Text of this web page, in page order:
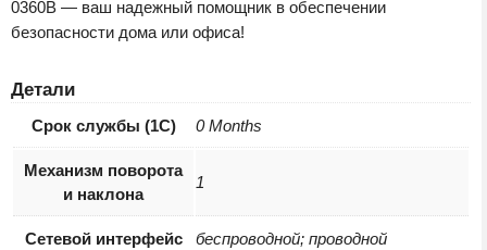
0360B — ваш надежный помощник в обеспечении
безопасности дома или офиса!
Детали
Срок службы (1С) 0 Months
Механизм поворота
и наклона
1
Сетевой интерфейс беспроводной; проводной